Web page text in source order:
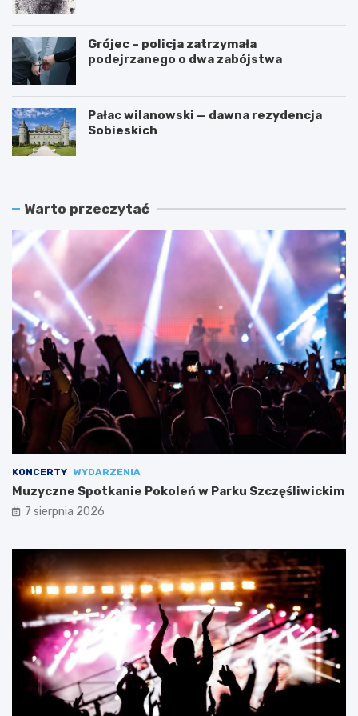
Grójec – policja zatrzymała
podejrzanego o dwa zabójstwa
Pałac wilanowski — dawna rezydencja
Sobieskich
Warto przeczytać
KONCERTY WYDARZENIA
Muzyczne Spotkanie Pokoleń w Parku Szczęśliwickim
7 sierpnia 2026